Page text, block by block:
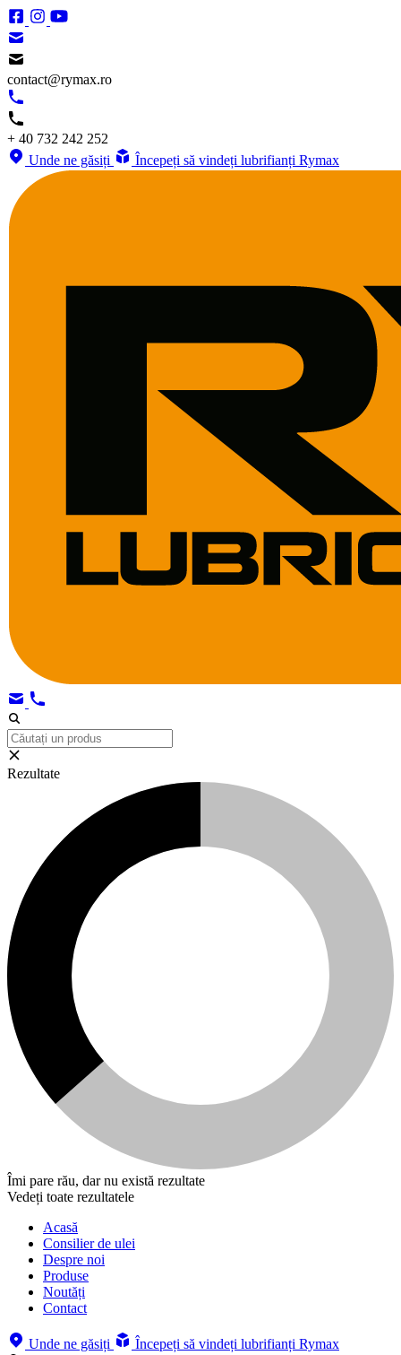
contact@rymax.ro
+ 40 732 242 252
Unde ne găsiți
Începeți să vindeți lubrifianți Rymax
Rezultate
Îmi pare rău, dar nu există rezultate
Vedeți toate rezultatele
Acasă
Consilier de ulei
Despre noi
Produse
Noutăți
Contact
Unde ne găsiți Începeți să vindeți lubrifianți Rymax